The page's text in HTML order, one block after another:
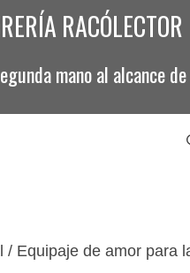
RACÓLECTOR
mano al alcance
/ Equipaje de amor para